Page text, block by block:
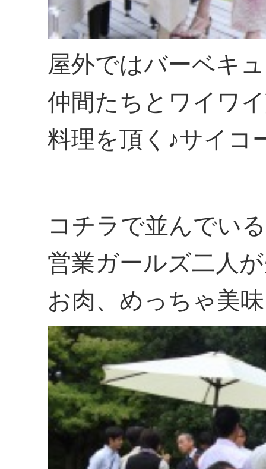
屋外ではバーベキ
仲間たちとワイワ
料理を頂く♪サイ
コチラで並んでい
営業ガールズ二人
お肉、めっちゃ美